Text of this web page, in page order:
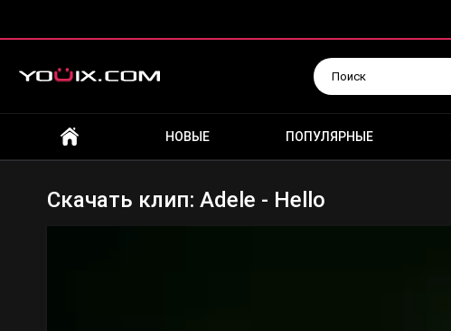
НОВЫЕ ПОПУЛЯРНЫЕ
Скачать клип: Adele - Hello